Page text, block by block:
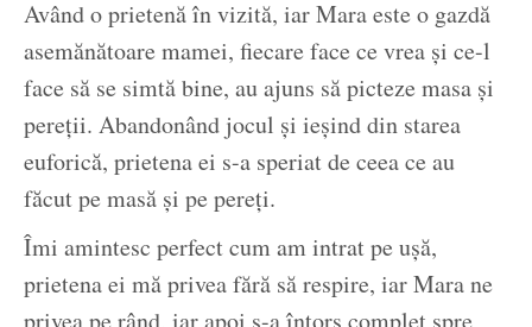
Având o prietenă în vizită, iar Mara este o gazdă
asemănătoare mamei, fiecare face ce vrea și ce-l
face să se simtă bine, au ajuns să picteze masa și
pereții. Abandonând jocul și ieșind din starea
euforică, prietena ei s-a speriat de ceea ce au
făcut pe masă și pe pereți.
Îmi amintesc perfect cum am intrat pe ușă,
prietena ei mă privea fără să respire, iar Mara ne